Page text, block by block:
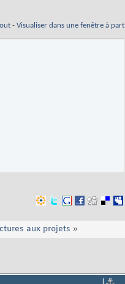
- Visualiser dans une fenêtre à part
aux projets »